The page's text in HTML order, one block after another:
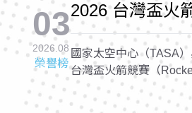
03
2026.08
榮譽榜
2026 台灣盃火
Cup 2026, RTC
國家太空中心（TASA
台灣盃火箭競賽（